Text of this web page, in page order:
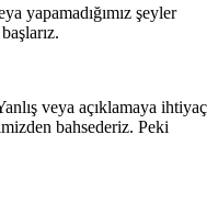
yapamadığımız şeyler
veya açıklamaya ihtiyaç
bahsederiz. Peki